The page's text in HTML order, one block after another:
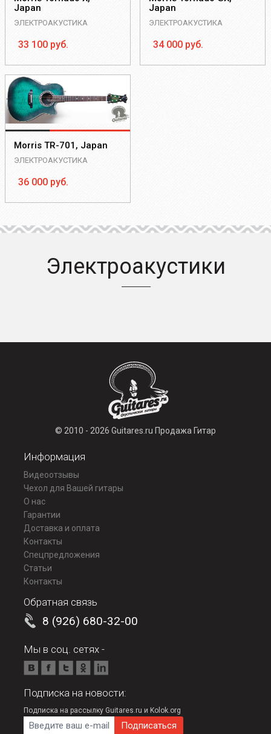
Japan
ЭЛЕКТРОАКУСТИКА
33 100 руб.
Japan
ЭЛЕКТРОАКУСТИКА
34 000 руб.
Morris TR-701, Japan
ЭЛЕКТРОАКУСТИКА
36 000 руб.
Электроакустики
© 2010 - 2026 Guitares.ru Продажа Гитар
Информация
Видеоотзывы
Чехол для Вашей гитары
О нас
Гарантии
Доставка и оплата
Контакты
Спецпредложения
Статьи
Контакты
Обратная связь
8 (926) 680-32-00
Мы в соц. сетях -
Подписка на новости:
Подписка на рассылку Guitares.ru и Kolok.org
E-mail